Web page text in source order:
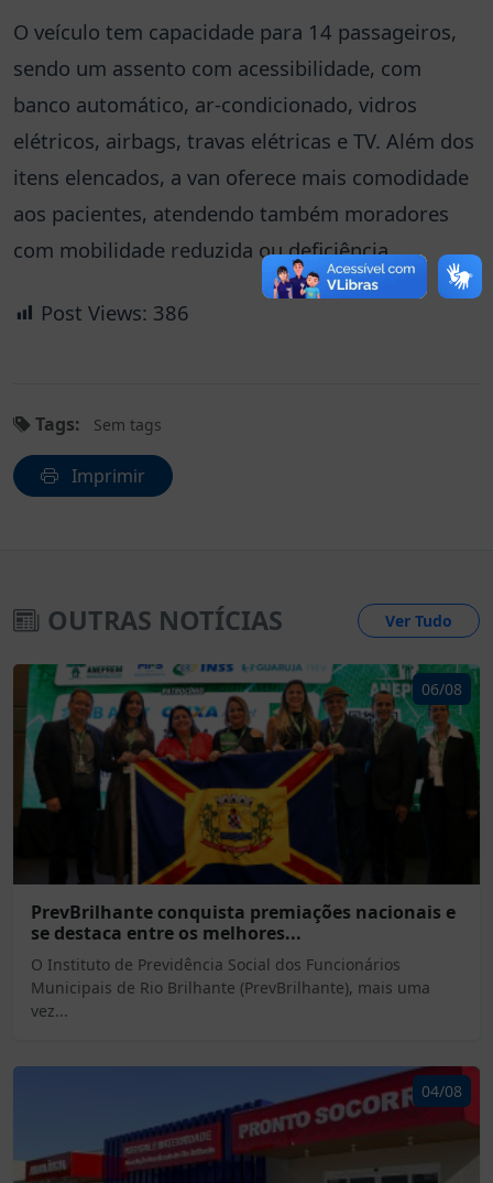
O veículo tem capacidade para 14 passageiros,
sendo um assento com acessibilidade, com
banco automático, ar-condicionado, vidros
elétricos, airbags, travas elétricas e TV. Além dos
itens elencados, a van oferece mais comodidade
aos pacientes, atendendo também moradores
com mobilidade reduzida ou deficiência.
Post Views: 386
Tags: Sem tags
Imprimir
OUTRAS NOTÍCIAS Ver Tudo
06/08
PrevBrilhante conquista premiações nacionais e
se destaca entre os melhores...
O Instituto de Previdência Social dos Funcionários
Municipais de Rio Brilhante (PrevBrilhante), mais uma
vez...
04/08